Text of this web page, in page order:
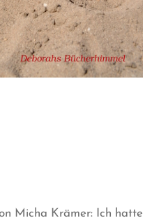
Micha Krämer: Ich